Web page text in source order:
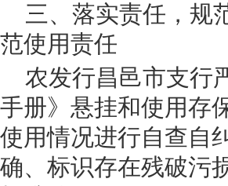
三、落实责任，规
范使用责任
农发行昌邑市支行
手册》悬挂和使用存
使用情况进行自查自
确、标识存在残破污